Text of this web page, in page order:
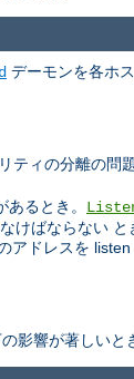
デーモンを各ホ
ティの分離の問
るとき。
ばならない
アドレスを
影響が著しいと